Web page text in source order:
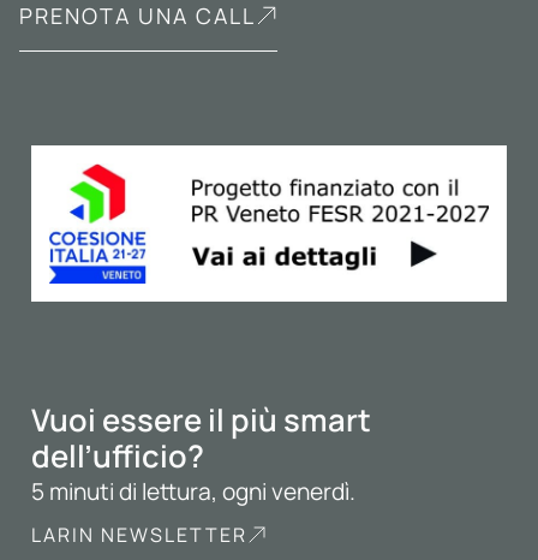
PRENOTA UNA CALL
Vuoi essere il più smart
dell’ufficio?
5 minuti di lettura, ogni venerdì.
LARIN NEWSLETTER